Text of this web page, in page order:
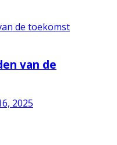
van de
2025